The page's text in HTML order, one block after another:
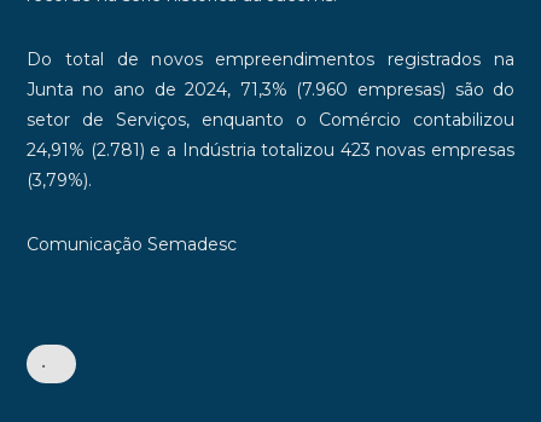
Do total de novos empreendimentos registrados na
Junta no ano de 2024, 71,3% (7.960 empresas) são do
setor de Serviços, enquanto o Comércio contabilizou
24,91% (2.781) e a Indústria totalizou 423 novas empresas
(3,79%).
Comunicação Semadesc
•